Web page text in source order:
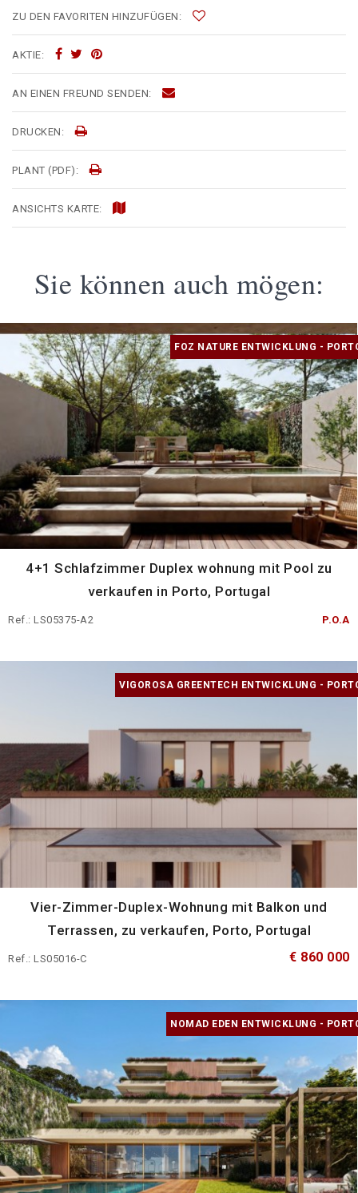
ZU DEN FAVORITEN HINZUFÜGEN:
AKTIE:
AN EINEN FREUND SENDEN:
DRUCKEN:
PLANT (PDF):
ANSICHTS KARTE:
Sie können auch mögen:
FOZ NATURE ENTWICKLUNG -
4+1 Schlafzimmer Duplex wohnung mit Pool zu
verkaufen in Porto, Portugal
Ref.: LS05375-A2 P.O.A
VIGOROSA GREENTECH ENTWICKLUNG -
Vier-Zimmer-Duplex-Wohnung mit Balkon und
Terrassen, zu verkaufen, Porto, Portugal
Ref.: LS05016-C € 860 000
NOMAD EDEN ENTWICKLUNG -